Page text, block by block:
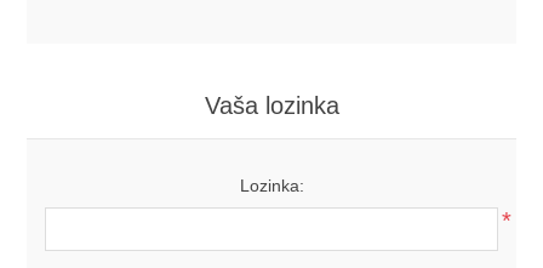
Vaša lozinka
Lozinka:
*